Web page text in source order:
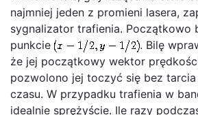
najmniej jeden z promieni lasera,
sygnalizator trafienia. Początkowo
punkcie
. Bilę
że jej początkowy wektor
pozwolono jej toczyć się bez
czasu. W przypadku trafienia w
idealnie sprężyście. Ile razy